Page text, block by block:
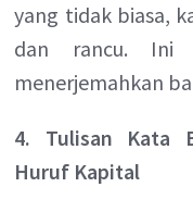
yang tidak biasa,
dan rancu. Ini
menerjemahkan
4. Tulisan Kata
Huruf Kapital